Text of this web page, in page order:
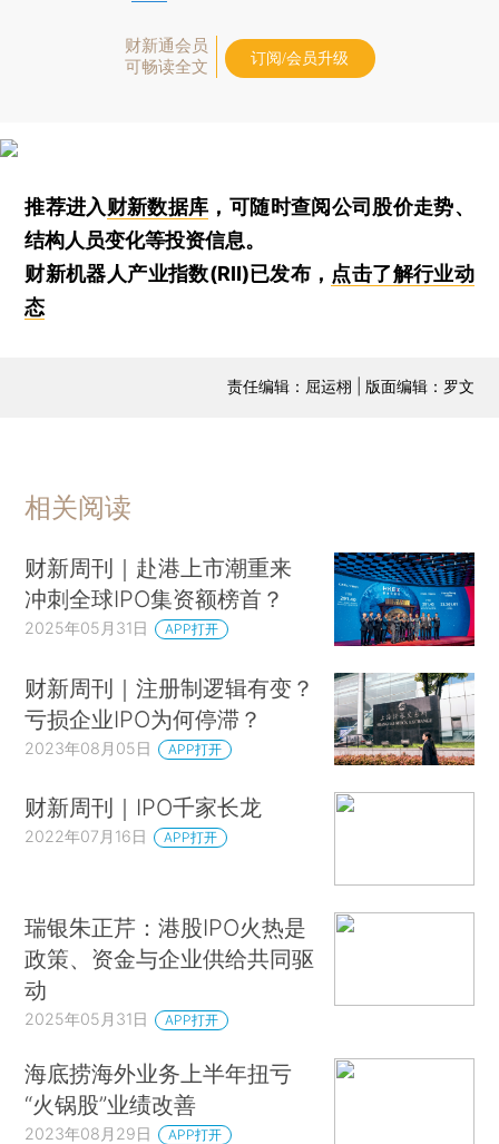
财新通会员
可畅读全文
订阅/会员升级
推荐进入财新数据库 ，可随时查阅公司股价走势、
结构人员变化等投资信息。
财新机器人产业指数(RII)已发布， 点击了解行业动
态
责任编辑：屈运栩 | 版面编辑：罗文
相关阅读
财新周刊｜赴港上市潮重来
冲刺全球IPO集资额榜首？
2025年05月31日 APP打开
财新周刊｜注册制逻辑有变？
亏损企业IPO为何停滞？
2023年08月05日 APP打开
财新周刊｜IPO千家长龙
2022年07月16日 APP打开
瑞银朱正芹：港股IPO火热是
政策、资金与企业供给共同驱
动
2025年05月31日 APP打开
海底捞海外业务上半年扭亏
“火锅股”业绩改善
2023年08月29日 APP打开